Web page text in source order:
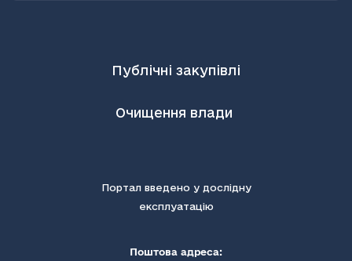
Публічні закупівлі
Очищення влади
Портал введено у дослідну
експлуатацію
Поштова адреса: